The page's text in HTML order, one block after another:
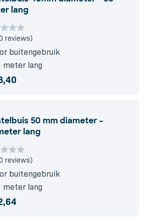
lang
reviews)
buitengebruik
meter lang
50 mm diameter –
lang
reviews)
buitengebruik
meter lang